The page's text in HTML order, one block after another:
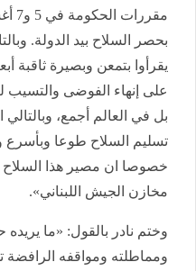
بحصر السلاح بيد الدولة.
يقرأوا بتمعن وبصيرة ثاقبة
على إنهاء الفوضى
بل في العالم أجمع،
تسليم السلاح طوعا وبأسرع
خصوصا ان مصير هذا السلاح
مخازن الجيش اللبناني».
وختم نادر بالقول: «ما
ومماطلته ومواقفه